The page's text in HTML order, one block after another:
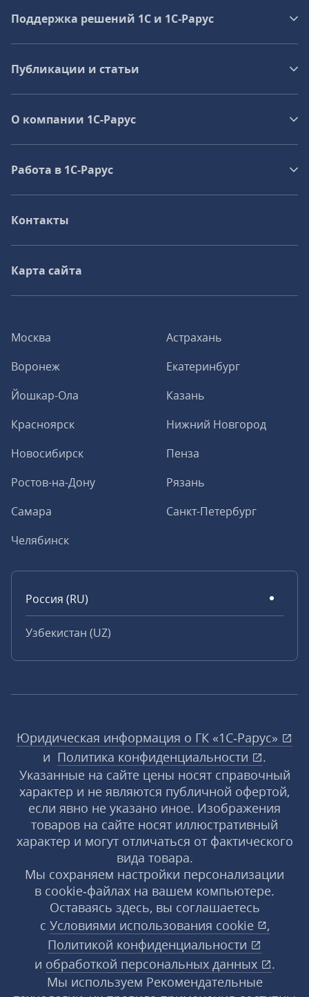
Москва
Астрахань
Воронеж
Екатеринбург
Йошкар-Ола
Казань
Красноярск
Нижний Новгород
Новосибирск
Пенза
Ростов-на-Дону
Рязань
Самара
Санкт-Петербург
Челябинск
Россия (RU)
Узбекистан (UZ)
Поддержка решений 1С и 1С‑Рарус
Публикации и статьи
О компании 1C-Рарус
Работа в 1С‑Рарус
Контакты
Карта сайта
Юридическая информация о ГК «1С‑Рарус»
и Политика конфиденциальности
.
Указанные на сайте цены носят справочный
характер и не являются публичной офертой,
если явно не указано иное. Изображения
товаров на сайте носят иллюстративный
характер и могут отличаться от фактического
вида товара.
Мы сохраняем настройки персонализации
в cookie‑файлах на вашем компьютере.
Оставаясь здесь, вы соглашаетесь
с Условиями использования cookie
,
Политикой конфиденциальности
и обработкой персональных данных
.
Мы используем Рекомендательные